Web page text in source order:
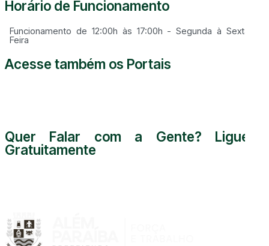
Horário de Funcionamento
Funcionamento de 12:00h às 17:00h - Segunda à Sexta
Feira
Acesse também os Portais
Quer Falar com a Gente? Ligue
Gratuitamente